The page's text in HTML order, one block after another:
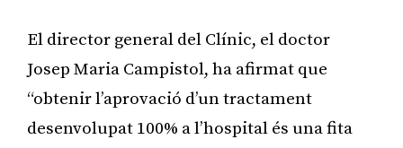
El director general del Clínic, el doctor
Josep Maria Campistol, ha afirmat que
“obtenir l’aprovació d’un tractament
desenvolupat 100% a l’hospital és una fita